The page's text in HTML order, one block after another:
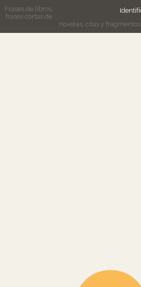
Frases de libros,
frases cortas de
novelas, citas y